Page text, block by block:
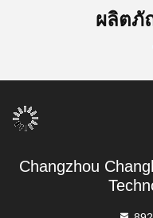
ผลิตภั
Changzhou